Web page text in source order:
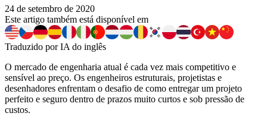
24 de setembro de 2020
Este artigo também está disponível em
Traduzido por IA do inglês
O mercado de engenharia atual é cada vez mais competitivo e
sensível ao preço. Os engenheiros estruturais, projetistas e
desenhadores enfrentam o desafio de como entregar um projeto
perfeito e seguro dentro de prazos muito curtos e sob pressão de
custos.